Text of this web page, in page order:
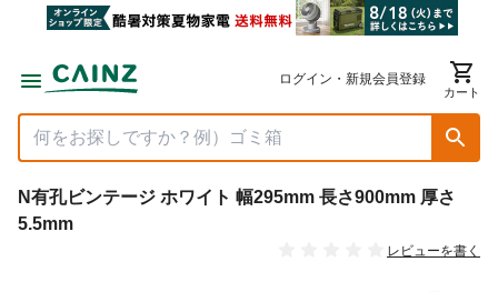
ログイン・新規会員登録
カート
N有孔ビンテージ ホワイト 幅295mm 長さ900mm 厚さ
5.5mm
レビューを書く